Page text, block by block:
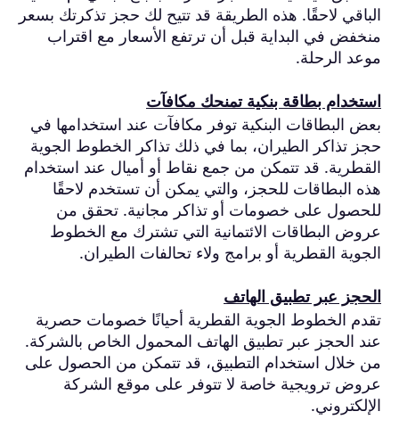
الباقي لاحقًا. هذه الطريقة قد تتيح لك حجز تذكرتك بسعر
منخفض في البداية قبل أن ترتفع الأسعار مع اقتراب
موعد الرحلة.
استخدام بطاقة بنكية تمنحك مكافآت
بعض البطاقات البنكية توفر مكافآت عند استخدامها في
حجز تذاكر الطيران، بما في ذلك تذاكر الخطوط الجوية
القطرية. قد تتمكن من جمع نقاط أو أميال عند استخدام
هذه البطاقات للحجز، والتي يمكن أن تستخدم لاحقًا
للحصول على خصومات أو تذاكر مجانية. تحقق من
عروض البطاقات الائتمانية التي تشترك مع الخطوط
الجوية القطرية أو برامج ولاء تحالفات الطيران.
الحجز عبر تطبيق الهاتف
تقدم الخطوط الجوية القطرية أحيانًا خصومات حصرية
عند الحجز عبر تطبيق الهاتف المحمول الخاص بالشركة.
من خلال استخدام التطبيق، قد تتمكن من الحصول على
عروض ترويجية خاصة لا تتوفر على موقع الشركة
الإلكتروني.